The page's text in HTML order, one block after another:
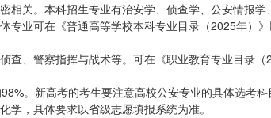
关。本科招生专业有治安学、侦查学、公安情报学
专业可在《普通高等学校本科专业目录（2025年）
、警察指挥与战术等。可在《职业教育专业目录（
。新高考的考生要注意高校公安专业的具体选考科
，具体要求以省级志愿填报系统为准。